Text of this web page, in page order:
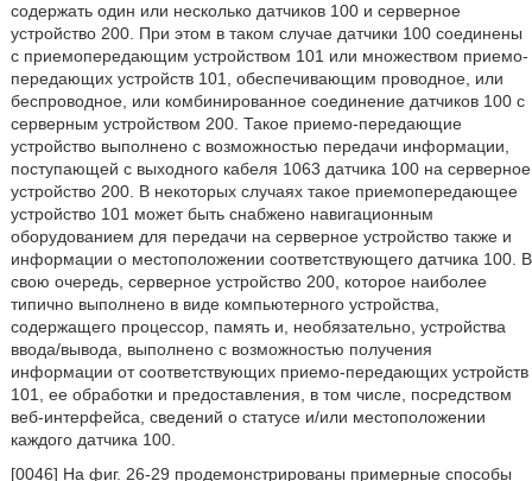
содержать один или несколько датчиков 100 и серверное
устройство 200. При этом в таком случае датчики 100 соединены
с приемопередающим устройством 101 или множеством приемо-
передающих устройств 101, обеспечивающим проводное, или
беспроводное, или комбинированное соединение датчиков 100 с
серверным устройством 200. Такое приемо-передающие
устройство выполнено с возможностью передачи информации,
поступающей с выходного кабеля 1063 датчика 100 на серверное
устройство 200. В некоторых случаях такое приемопередающее
устройство 101 может быть снабжено навигационным
оборудованием для передачи на серверное устройство также и
информации о местоположении соответствующего датчика 100. В
свою очередь, серверное устройство 200, которое наиболее
типично выполнено в виде компьютерного устройства,
содержащего процессор, память и, необязательно, устройства
ввода/вывода, выполнено с возможностью получения
информации от соответствующих приемо-передающих устройств
101, ее обработки и предоставления, в том числе, посредством
веб-интерфейса, сведений о статусе и/или местоположении
каждого датчика 100.
[0046] На фиг. 26-29 продемонстрированы примерные способы